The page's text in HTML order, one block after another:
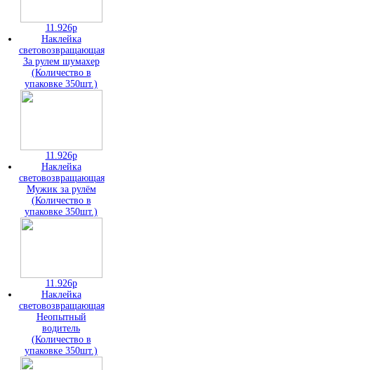
11.926р
Наклейка
световозвращающая
За рулем шумахер
(Количество в
упаковке 350шт.)
11.926р
Наклейка
световозвращающая
Мужик за рулём
(Количество в
упаковке 350шт.)
11.926р
Наклейка
световозвращающая
Неопытный
водитель
(Количество в
упаковке 350шт.)